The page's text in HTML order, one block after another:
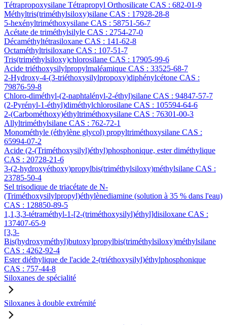
Tétrapropoxysilane Tétrapropyl Orthosilicate CAS : 682-01-9
Méthyltris(triméthylsiloxy)silane CAS : 17928-28-8
5-hexényltriméthoxysilane CAS : 58751-56-7
Acétate de triméthylsilyle CAS : 2754-27-0
Décaméthyltétrasiloxane CAS : 141-62-8
Octaméthyltrisiloxane CAS : 107-51-7
Tris(triméthylsiloxy)chlorosilane CAS : 17905-99-6
Acide triéthoxysilylpropylmaléamique CAS : 33525-68-7
2-Hydroxy-4-(3-triéthoxysilylpropoxy)diphénylcétone CAS :
79876-59-8
Chloro-diméthyl-(2-naphtalényl-2-éthyl)silane CAS : 94847-57-7
(2-Pyrényl-1-éthyl)diméthylchlorosilane CAS : 105594-64-6
2-(Carbométhoxy)éthyltriméthoxysilane CAS : 76301-00-3
Allyltriméthylsilane CAS : 762-72-1
Monométhyle (éthylène glycol) propyltriméthoxysilane CAS :
65994-07-2
Acide (2-(Triméthoxysilyl)éthyl)phosphonique, ester diméthylique
CAS : 20728-21-6
3-(2-hydroxyéthoxy)propylbis(triméthylsiloxy)méthylsilane CAS :
23785-50-4
Sel trisodique de triacétate de N-
(Triméthoxysilylpropyl)éthylènediamine (solution à 35 % dans l'eau)
CAS : 128850-89-5
1,1,3,3-tétraméthyl-1-[2-(triméthoxysilyl)éthyl]disiloxane CAS :
137407-65-9
[3,3-
Bis(hydroxyméthyl)butoxy]propylbis(triméthylsiloxy)méthylsilane
CAS : 4262-92-4
Ester diéthylique de l'acide 2-(triéthoxysilyl)éthylphosphonique
CAS : 757-44-8
Siloxanes de spécialité
Siloxanes à double extrémité